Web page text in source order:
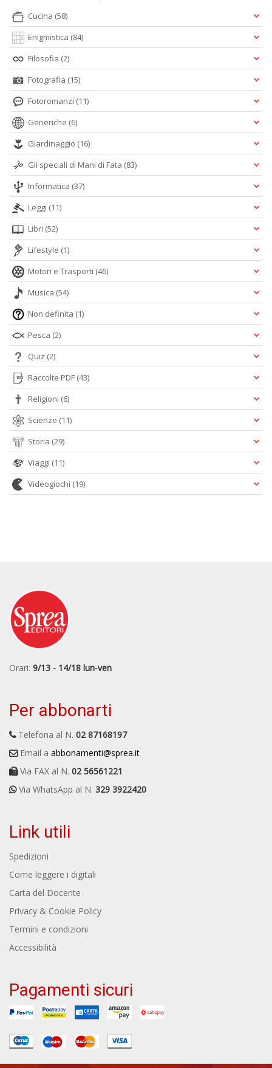
Cucina (58)
Enigmistica (84)
Filosofia (2)
Fotografia (15)
Fotoromanzi (11)
Generiche (6)
Giardinaggio (16)
Gli speciali di Mani di Fata (83)
Informatica (37)
Leggi (11)
Libri (52)
Lifestyle (1)
Motori e Trasporti (46)
Musica (54)
Non definita (1)
Pesca (2)
Quiz (2)
Raccolte PDF (43)
Religioni (6)
Scienze (11)
Storia (29)
Viaggi (11)
Videogiochi (19)
Orari: 9/13 - 14/18 lun-ven
Per abbonarti
Telefona al N. 02 87168197
Email a abbonamenti@sprea.it
Via FAX al N. 02 56561221
Via WhatsApp al N. 329 3922420
Link utili
Spedizioni
Come leggere i digitali
Carta del Docente
Privacy & Cookie Policy
Termini e condizioni
Accessibilità
Pagamenti sicuri